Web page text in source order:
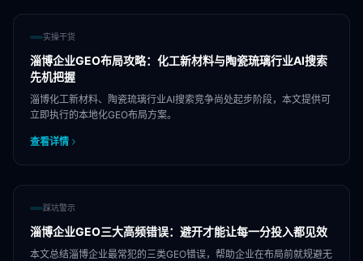
实操干货
淄博企业GEO布局攻略：化工新材料与陶瓷琉璃行业AI搜索
先机把握
淄博化工新材料、陶瓷琉璃行业AI搜索竞争尚处起步阶段，本文提供可
立即执行的本地化GEO布局方案。
查看详情
踩坑警示
淄博企业GEO三大高频错误：避开才能让每一分投入都见效
本文总结淄博企业最常犯的三类GEO错误，帮助企业在布局前就规避无